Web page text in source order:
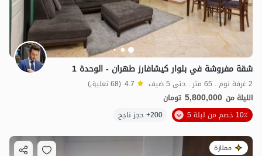
شقة مفروشة في بلوار كيشافارز طهران - الوحدة 1
2 غرفة نوم . 65 متر . حتى 5 ضيف 4.7 (68 تعليق)
الليلة من 5,800,000 تومان
10٪ خصم من ليلة 5
200+ حجز ناجح
ممتازة